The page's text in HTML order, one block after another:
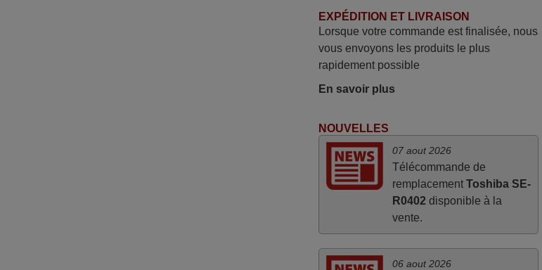
émis car le délai de 24h était dépassé,
néanmoins j'ai reçu la télécommande au
cours du 3ème jour ouvré, compatible
avec mon besoin. Concernant la
fonctionnalité de la télécommande, le
des différentes touches. De plus, elle est
directement utilisable moyennant
l'insertion des 2 piles fournies.
JEAN,
FRANCE
EXPÉDITION ET LIVRAISON
Lorsque votre commande est finalisée, nous
vous envoyons les produits le plus
rapidement possible
En savoir plus
NOUVELLES
07 aout 2026
Télécommande de
remplacement Toshiba SE-
R0402 disponible à la
vente.
06 aout 2026